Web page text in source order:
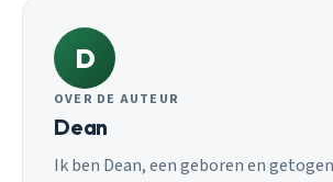
D
OVER DE AUTEUR
Dean
Ik ben Dean, een geboren en